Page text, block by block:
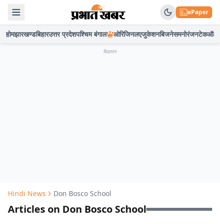
ePaper
होमझारखण्डबिहारउत्तर प्रदेशपश्चिम बंगाल ओरिजिनलएजुकेशनबिजनेसमनोरंजनटेकऑटो
विज्ञापन
Hindi News Don Bosco School
Articles on Don Bosco School